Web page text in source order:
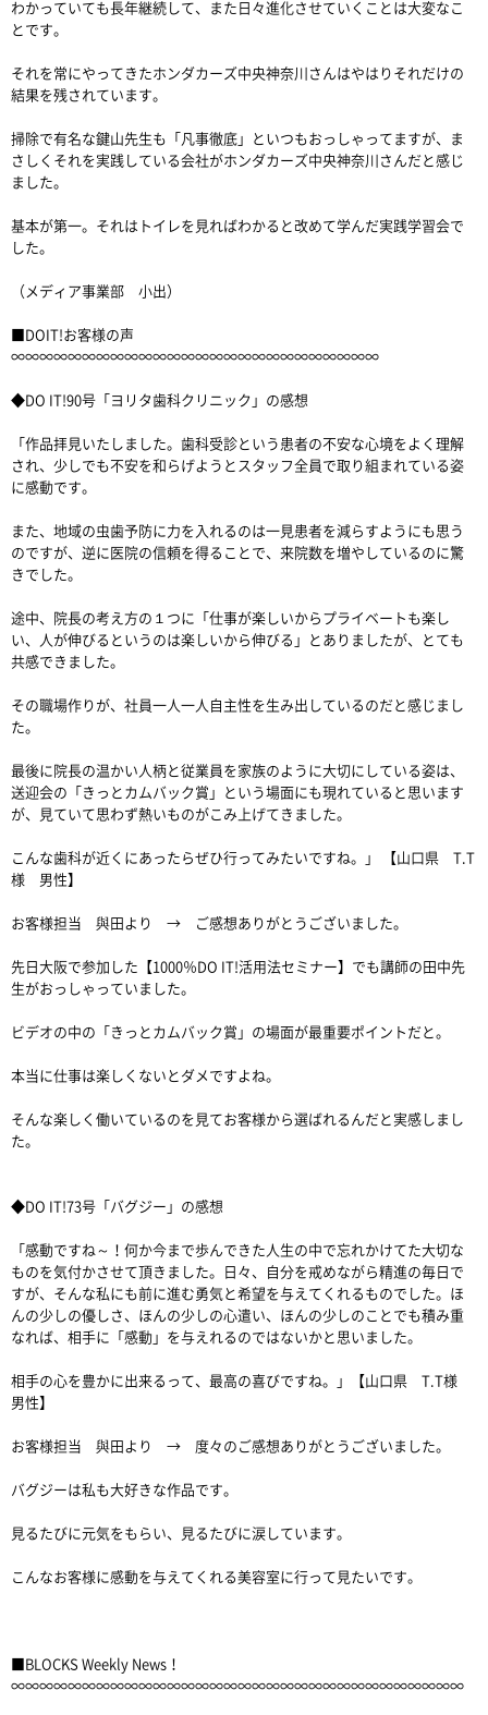
わかっていても長年継続して、また日々進化させていくことは大変なこ
とです。
それを常にやってきたホンダカーズ中央神奈川さんはやはりそれだけの
結果を残されています。
掃除で有名な鍵山先生も「凡事徹底」といつもおっしゃってますが、ま
さしくそれを実践している会社がホンダカーズ中央神奈川さんだと感じ
ました。
基本が第一。それはトイレを見ればわかると改めて学んだ実践学習会で
した。
（メディア事業部 小出）
■DOIT!お客様の声
∞∞∞∞∞∞∞∞∞∞∞∞∞∞∞∞∞∞∞∞∞∞∞∞∞∞
◆DO IT!90号「ヨリタ歯科クリニック」の感想
「作品拝見いたしました。歯科受診という患者の不安な心境をよく理解
され、少しでも不安を和らげようとスタッフ全員で取り組まれている姿
に感動です。
また、地域の虫歯予防に力を入れるのは一見患者を減らすようにも思う
のですが、逆に医院の信頼を得ることで、来院数を増やしているのに驚
きでした。
途中、院長の考え方の１つに「仕事が楽しいからプライベートも楽し
い、人が伸びるというのは楽しいから伸びる」とありましたが、とても
共感できました。
その職場作りが、社員一人一人自主性を生み出しているのだと感じまし
た。
最後に院長の温かい人柄と従業員を家族のように大切にしている姿は、
送迎会の「きっとカムバック賞」という場面にも現れていると思います
が、見ていて思わず熱いものがこみ上げてきました。
こんな歯科が近くにあったらぜひ行ってみたいですね。」 【山口県 T.T
様 男性】
お客様担当 與田より → ご感想ありがとうございました。
先日大阪で参加した【1000％DO IT!活用法セミナー】でも講師の田中先
生がおっしゃっていました。
ビデオの中の「きっとカムバック賞」の場面が最重要ポイントだと。
本当に仕事は楽しくないとダメですよね。
そんな楽しく働いているのを見てお客様から選ばれるんだと実感しまし
た。
◆DO IT!73号「バグジー」の感想
「感動ですね～！何か今まで歩んできた人生の中で忘れかけてた大切な
ものを気付かさせて頂きました。日々、自分を戒めながら精進の毎日で
すが、そんな私にも前に進む勇気と希望を与えてくれるものでした。ほ
んの少しの優しさ、ほんの少しの心遣い、ほんの少しのことでも積み重
なれば、相手に「感動」を与えれるのではないかと思いました。
相手の心を豊かに出来るって、最高の喜びですね。」【山口県 T.T様
男性】
お客様担当 與田より → 度々のご感想ありがとうございました。
バグジーは私も大好きな作品です。
見るたびに元気をもらい、見るたびに涙しています。
こんなお客様に感動を与えてくれる美容室に行って見たいです。
■BLOCKS Weekly News！
∞∞∞∞∞∞∞∞∞∞∞∞∞∞∞∞∞∞∞∞∞∞∞∞∞∞∞∞∞∞∞∞